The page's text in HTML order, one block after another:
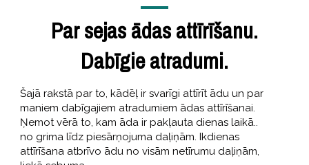
Par sejas ādas attīrīšanu.
Dabīgie atradumi.
Šajā rakstā par to, kādēļ ir svarīgi attīrīt ādu un par
maniem dabīgajiem atradumiem ādas attīrīšanai.
Ņemot vērā to, kam āda ir pakļauta dienas laikā..
no grima līdz piesārņojuma daļiņām. Ikdienas
attīrīšana atbrīvo ādu no visām netīrumu daļiņām,